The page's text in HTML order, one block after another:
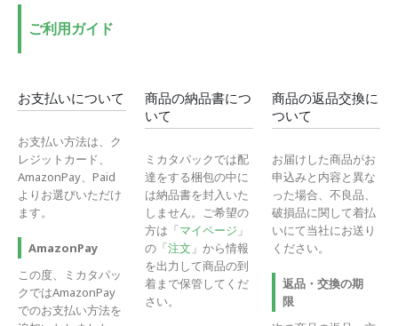
ご利用ガイド
お支払いについて
お支払い方法は、ク
レジットカード、
AmazonPay、Paid
よりお選びいただけ
ます。
AmazonPay
この度、ミカタパッ
クではAmazonPay
でのお支払い方法を
商品の納品書につ
いて
ミカタパックでは配
達をする梱包の中に
は納品書を封入いた
しません。ご希望の
方は「マイページ 」
の「注文 」から情報
を出力して商品の到
着まで保管してくだ
さい。
商品の返品交換に
ついて
お届けした商品がお
申込みと内容と異な
った場合、不良品、
破損品に関して着払
いにて当社にお送り
ください。
返品・交換の期
限